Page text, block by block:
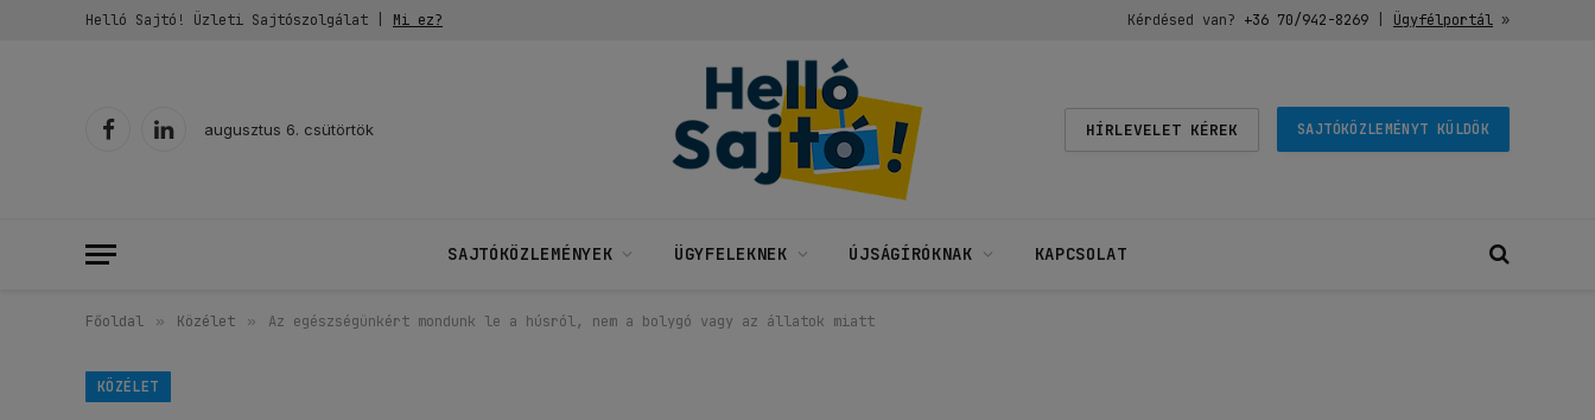
Helló Sajtó! Üzleti Sajtószolgálat | Mi ez? Kérdésed van? +36 70/942-8269| Ügyfélportál»
FacebookLinkedIn
augusztus 6. csütörtök HÍRLEVELET KÉREK SAJTÓKÖZLEMÉNYT KÜLDÖK
SAJTÓKÖZLEMÉNYEK ÜGYFELEKNEK ÚJSÁGÍRÓKNAK KAPCSOLAT
Főoldal » Közélet » Az egészségünkért mondunk le a húsról, nem a bolygó vagy az állatok miatt
KÖZÉLET